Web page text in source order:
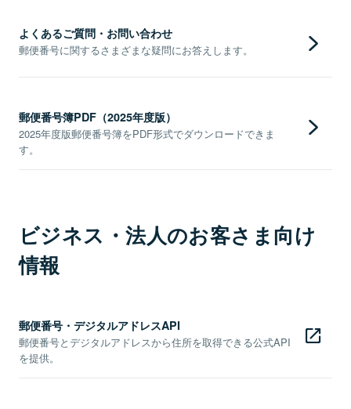
よくあるご質問・お問い合わせ
郵便番号に関するさまざまな疑問にお答えします。
郵便番号簿PDF（2025年度版）
2025年度版郵便番号簿をPDF形式でダウンロードできま
す。
ビジネス・法人のお客さま向け
情報
郵便番号・デジタルアドレスAPI
郵便番号とデジタルアドレスから住所を取得できる公式API
を提供。